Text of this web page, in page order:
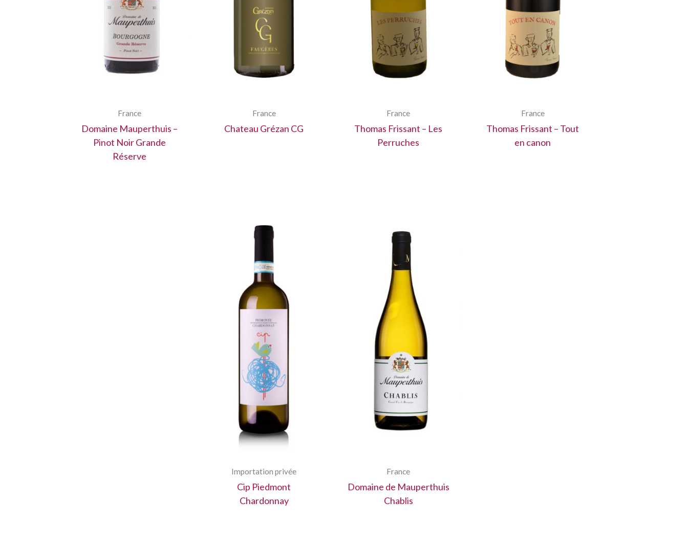
France
Domaine Mauperthuis –
Pinot Noir Grande
Réserve
France
Chateau Grézan CG
France
Thomas Frissant – Les
Perruches
France
Thomas Frissant – Tout
en canon
Importation privée
Cip Piedmont
Chardonnay
France
Domaine de Mauperthuis
Chablis